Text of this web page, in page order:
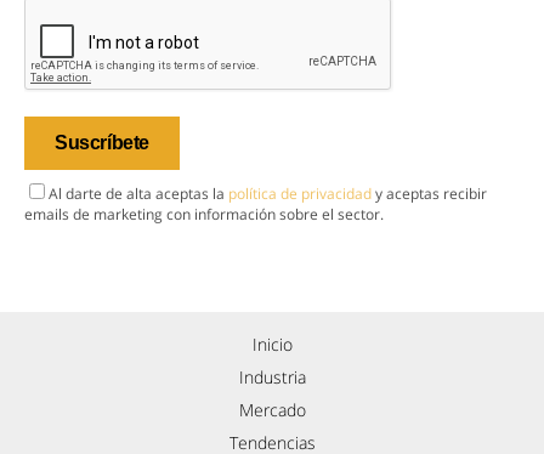
Al darte de alta aceptas la política de privacidady aceptas recibir
emails de marketing con información sobre el sector.
Inicio
Industria
Mercado
Tendencias